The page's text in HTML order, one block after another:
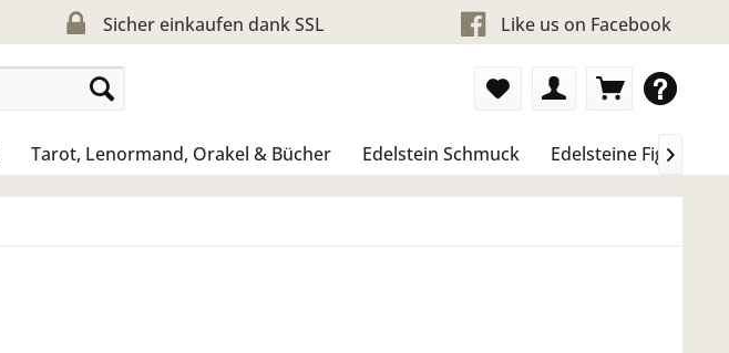
Sicher einkaufen dank SSL Like us on Facebook
Tarot, Lenormand, Orakel & Bücher Edelstein Schmuck Edelsteine Figure &
